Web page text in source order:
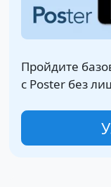
Пройдите
с Poster без